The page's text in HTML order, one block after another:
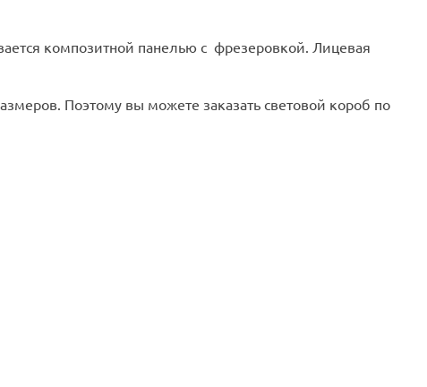
композитной панелью с фрезеровкой. Лицевая
Поэтому вы можете заказать световой короб по